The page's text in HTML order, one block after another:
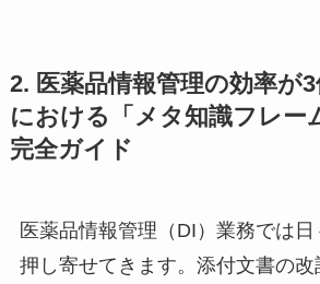
2. 医薬品情報管理の効率が
における「メタ知識フレー
完全ガイド
医薬品情報管理（DI）業務では
押し寄せてきます。添付文書の